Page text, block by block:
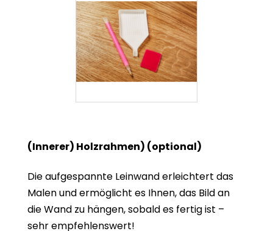
(Innerer) Holzrahmen) (optional)
Die aufgespannte Leinwand erleichtert das
Malen und ermöglicht es Ihnen, das Bild an
die Wand zu hängen, sobald es fertig ist –
sehr empfehlenswert!